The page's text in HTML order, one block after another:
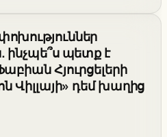
պետք է
Հյուրցելերի
Վիլլայի» դեմ խաղից